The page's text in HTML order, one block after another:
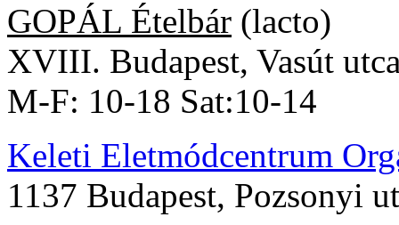
GOPÁL Ételbár (lacto)
XVIII. Budapest, Vasút
M-F: 10-18 Sat:10-14
Keleti Eletmódcentrum
1137 Budapest, Pozsonyi